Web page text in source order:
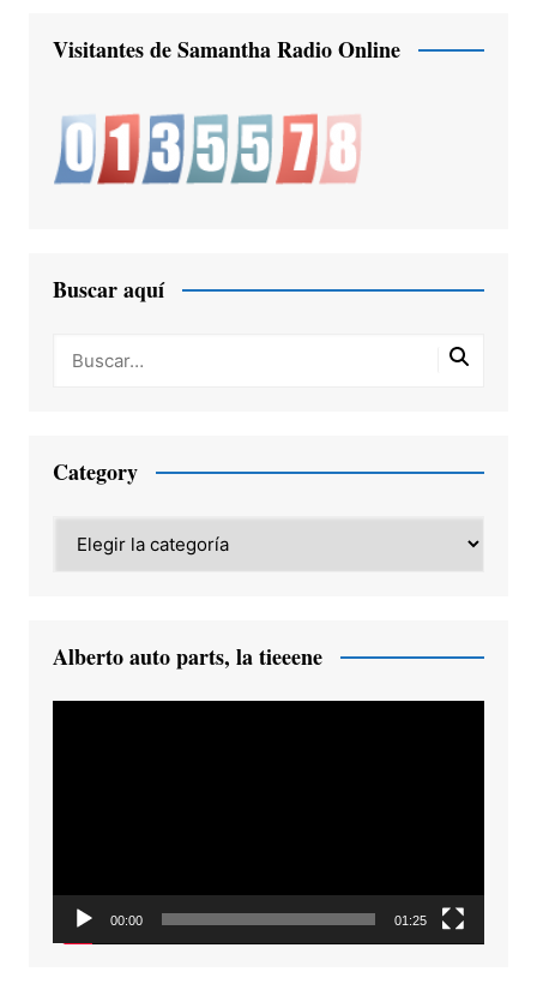
Visitantes de Samantha Radio Online
Buscar aquí
Category
Alberto auto parts, la tieeene
00:00 01:25